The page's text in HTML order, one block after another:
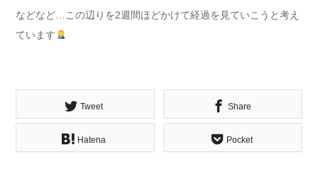
などなど…この辺りを2週間ほどかけて経過を見ていこうと考え
ています
Tweet Share
Hatena Pocket